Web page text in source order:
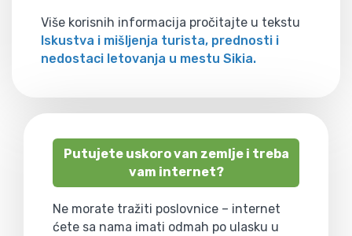
Više korisnih informacija pročitajte u tekstu
Iskustva i mišljenja turista, prednosti i
nedostaci letovanja u mestu Sikia.
Putujete uskoro van zemlje i treba
vam internet?
Ne morate tražiti poslovnice – internet
ćete sa nama imati odmah po ulasku u